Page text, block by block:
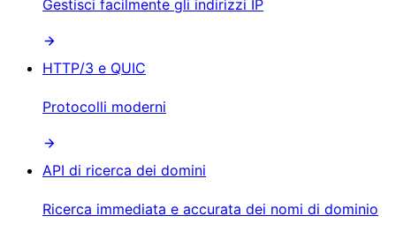
Gestisci facilmente gli indirizzi IP
HTTP/3 e QUIC
Protocolli moderni
API di ricerca dei domini
Ricerca immediata e accurata dei nomi di dominio